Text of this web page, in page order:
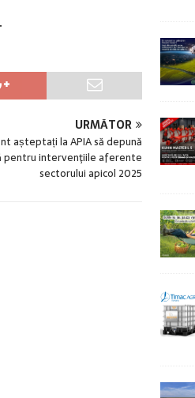
URMĂTOR
așteptați la APIA să depună
pentru intervenţiile aferente
sectorului apicol 2025